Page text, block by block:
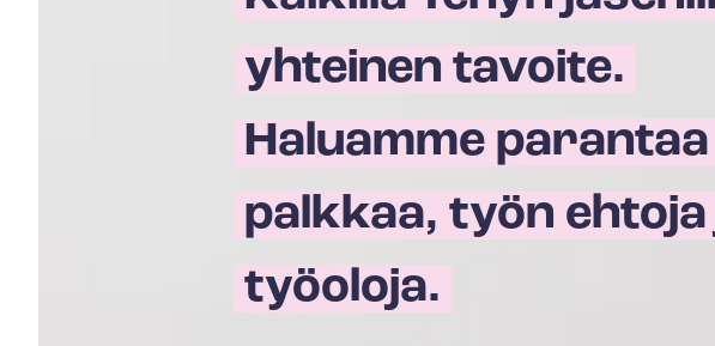
yhteinen tavoite.
Haluamme parantaa
palkkaa, työn ehtoja
työoloja.